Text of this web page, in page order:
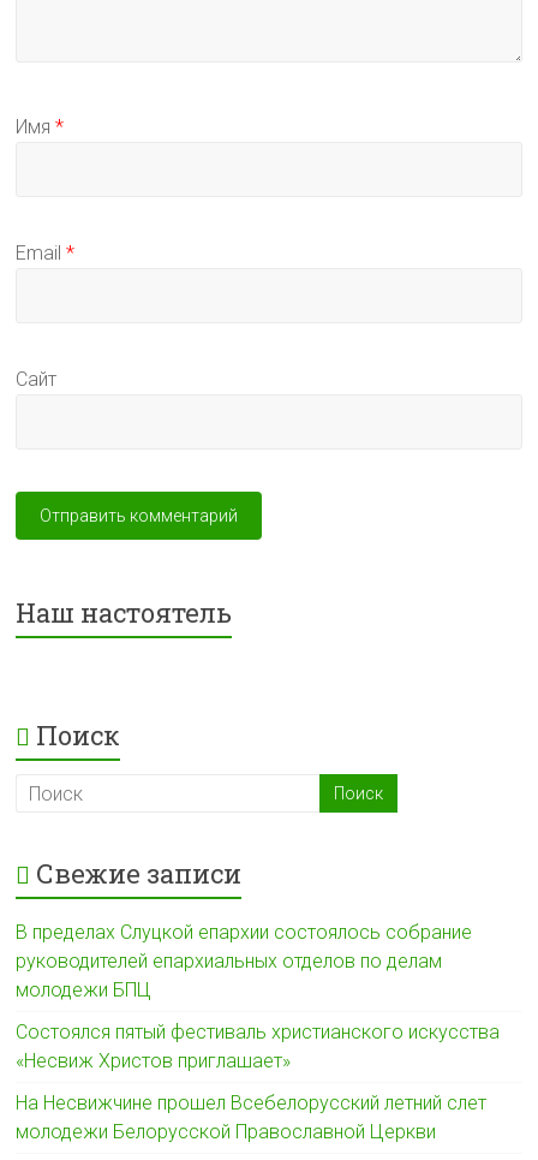
Имя*
Email*
Сайт
Наш настоятель
Поиск
Свежие записи
В пределах Слуцкой епархии состоялось собрание
руководителей епархиальных отделов по делам
молодежи БПЦ
Состоялся пятый фестиваль христианского искусства
«Несвиж Христов приглашает»
На Несвижчине прошел Всебелорусский летний слет
молодежи Белорусской Православной Церкви